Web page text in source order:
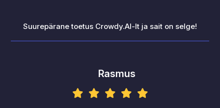
Suurepärane toetus Crowdy.AI-lt ja sait on selge!
Rasmus